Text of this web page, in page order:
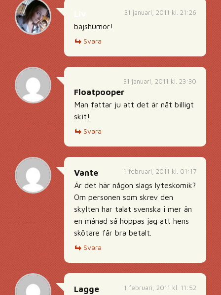
31 januari, 2011 kl. 21:26
bajshumor!
Svara
31 januari, 2011 kl. 23:30
Floatpooper
Man fattar ju att det är nåt billigt
skit!
Svara
1 februari, 2011 kl. 01:17
Vante
Är det här någon slags lyteskomik?
Om personen som skrev den
skylten har talat svenska i mer än
en månad så hoppas jag att hens
skötare får bra betalt.
Svara
1 februari, 2011 kl. 11:52
Lagge